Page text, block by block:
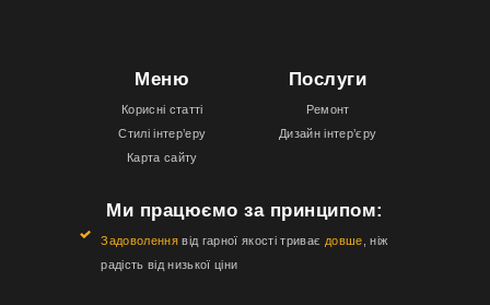
Меню
Корисні статті
Стилі інтер’еру
Карта сайту
Послуги
Ремонт
Дизайн інтер’єру
Ми працюємо за принципом:
Задоволення від гарної якості триває довше , ніж
радість від низької ціни